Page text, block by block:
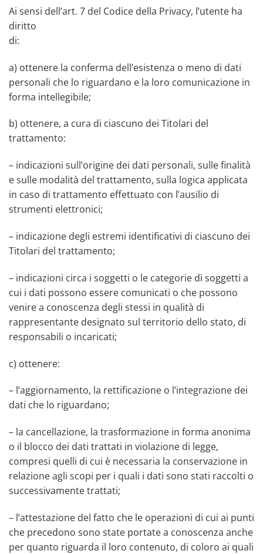
Ai sensi dell’art. 7 del Codice della Privacy, l’utente ha
diritto
di:
a) ottenere la conferma dell’esistenza o meno di dati
personali che lo riguardano e la loro comunicazione in
forma intellegibile;
b) ottenere, a cura di ciascuno dei Titolari del
trattamento:
– indicazioni sull’origine dei dati personali, sulle finalità
e sulle modalità del trattamento, sulla logica applicata
in caso di trattamento effettuato con l’ausilio di
strumenti elettronici;
– indicazione degli estremi identificativi di ciascuno dei
Titolari del trattamento;
– indicazioni circa i soggetti o le categorie di soggetti a
cui i dati possono essere comunicati o che possono
venire a conoscenza degli stessi in qualità di
rappresentante designato sul territorio dello stato, di
responsabili o incaricati;
c) ottenere:
– l’aggiornamento, la rettificazione o l’integrazione dei
dati che lo riguardano;
– la cancellazione, la trasformazione in forma anonima
o il blocco dei dati trattati in violazione di legge,
compresi quelli di cui è necessaria la conservazione in
relazione agli scopi per i quali i dati sono stati raccolti o
successivamente trattati;
– l’attestazione del fatto che le operazioni di cui ai punti
che precedono sono state portate a conoscenza anche
per quanto riguarda il loro contenuto, di coloro ai quali